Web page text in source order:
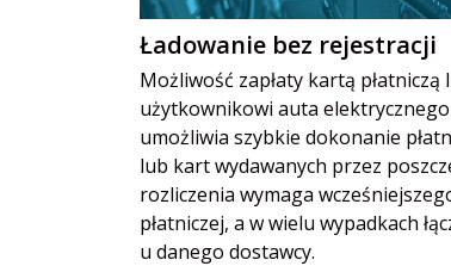
Ładowanie bez rejestracji
Możliwość zapłaty kartą
użytkownikowi auta
umożliwia szybkie dokonanie
lub kart wydawanych przez
rozliczenia wymaga
płatniczej, a w wielu wypadkach
u danego dostawcy.